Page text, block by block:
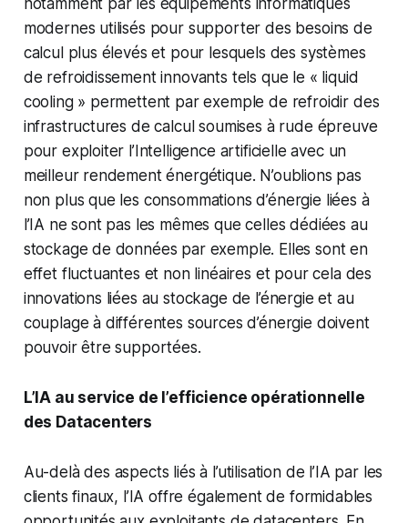
notamment par les équipements informatiques
modernes utilisés pour supporter des besoins de
calcul plus élevés et pour lesquels des systèmes
de refroidissement innovants tels que le « liquid
cooling » permettent par exemple de refroidir des
infrastructures de calcul soumises à rude épreuve
pour exploiter l’Intelligence artificielle avec un
meilleur rendement énergétique. N’oublions pas
non plus que les consommations d’énergie liées à
l’IA ne sont pas les mêmes que celles dédiées au
stockage de données par exemple. Elles sont en
effet fluctuantes et non linéaires et pour cela des
innovations liées au stockage de l’énergie et au
couplage à différentes sources d’énergie doivent
pouvoir être supportées.
L’IA au service de l’efficience opérationnelle
des Datacenters
Au-delà des aspects liés à l’utilisation de l’IA par les
clients finaux, l’IA offre également de formidables